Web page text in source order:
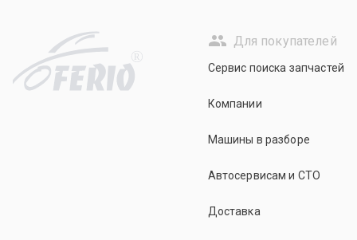
R
Для покупателей
Сервис поиска запчастей
Компании
Машины в разборе
Автосервисам и СТО
Доставка